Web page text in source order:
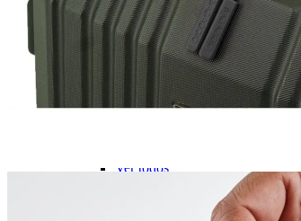
ver todos
Faixa Etária
Pré-escolar (0 a 3 anos)👶🏽
Infantil (4 a 6 anos)👦🏽
Infantojuvenil (7 a 12 anos)👦🏽
Juvenil (12+ anos)👨🏽
Ver todos
Ver todos